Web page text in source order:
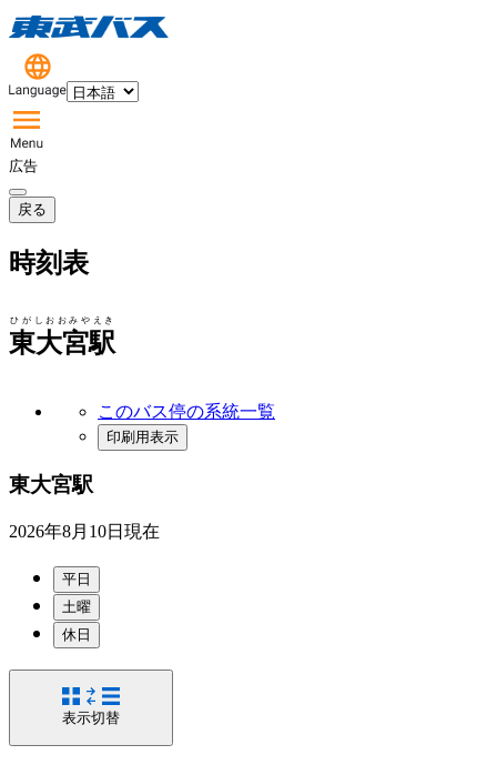
広告
戻る
時刻表
東大宮駅
ひがしおおみやえき
このバス停の系統一覧
印刷用表示
東大宮駅
2026年8月10日 現在
平日
土曜
休日
表示切替